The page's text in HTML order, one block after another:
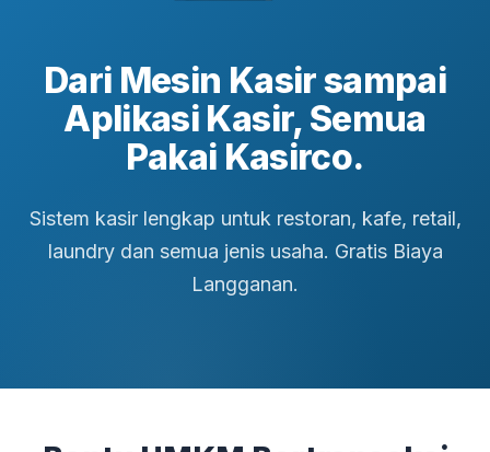
Dari Mesin Kasir sampai
Aplikasi Kasir, Semua
Pakai Kasirco.
Sistem kasir lengkap untuk restoran, kafe, retail,
laundry dan semua jenis usaha. Gratis Biaya
Langganan.